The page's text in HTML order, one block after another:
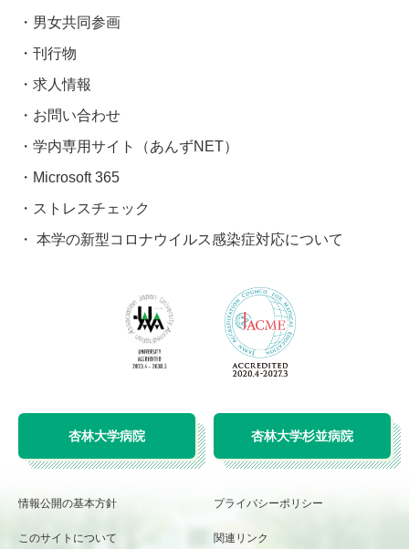
男女共同参画
刊行物
求人情報
お問い合わせ
学内専用サイト（あんずNET）
Microsoft 365
ストレスチェック
本学の新型コロナウイルス感染症対応について
杏林大学病院 杏林大学杉並病院
情報公開の基本方針 プライバシーポリシー
このサイトについて 関連リンク